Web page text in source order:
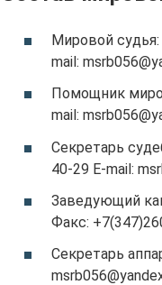
Мировой
mail:
Помощник
mail:
Секретарь
40-29 E-mail:
Заведующий
Факс:
Секретарь